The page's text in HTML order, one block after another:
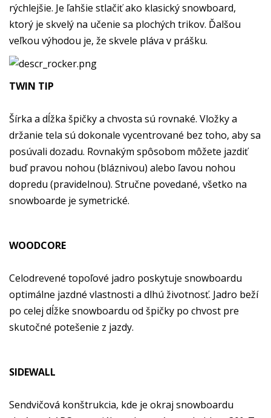
rýchlejšie. Je ľahšie stlačiť ako klasický snowboard,
ktorý je skvelý na učenie sa plochých trikov. Ďalšou
veľkou výhodou je, že skvele pláva v prášku.
TWIN TIP
Šírka a dĺžka špičky a chvosta sú rovnaké. Vložky a
držanie tela sú dokonale vycentrované bez toho, aby sa
posúvali dozadu. Rovnakým spôsobom môžete jazdiť
buď pravou nohou (bláznivou) alebo ľavou nohou
dopredu (pravidelnou). Stručne povedané, všetko na
snowboarde je symetrické.
WOODCORE
Celodrevené topoľové jadro poskytuje snowboardu
optimálne jazdné vlastnosti a dlhú životnosť. Jadro beží
po celej dĺžke snowboardu od špičky po chvost pre
skutočné potešenie z jazdy.
SIDEWALL
Sendvičová konštrukcia, kde je okraj snowboardu